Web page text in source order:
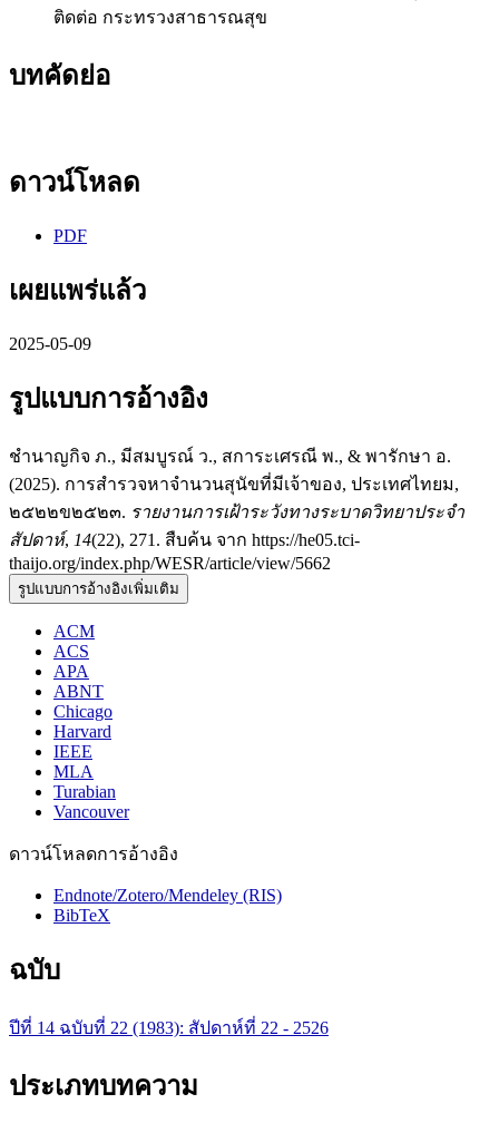
ติดต่อ กระทรวงสาธารณสุข
บทคัดย่อ
ดาวน์โหลด
PDF
เผยแพร่แล้ว
2025-05-09
รูปแบบการอ้างอิง
ชำนาญกิจ ภ., มีสมบูรณ์ ว., สการะเศรณี พ., & พารักษา อ.
(2025). การสำรวจหาจำนวนสุนัขที่มีเจ้าของ, ประเทศไทยม,
๒๕๒๒ข๒๕๒๓. รายงานการเฝ้าระวังทางระบาดวิทยาประจำ
สัปดาห์, 14(22), 271. สืบค้น จาก https://he05.tci-
thaijo.org/index.php/WESR/article/view/5662
รูปแบบการอ้างอิงเพิ่มเติม
ACM
ACS
APA
ABNT
Chicago
Harvard
IEEE
MLA
Turabian
Vancouver
ดาวน์โหลดการอ้างอิง
Endnote/Zotero/Mendeley (RIS)
BibTeX
ฉบับ
ปีที่ 14 ฉบับที่ 22 (1983): สัปดาห์ที่​ 22​ - 2526
ประเภทบทความ